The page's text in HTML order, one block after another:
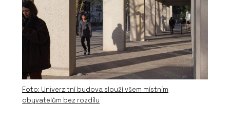
Foto: Univerzitní budova slouží všem místním
obyvatelům bez rozdílu